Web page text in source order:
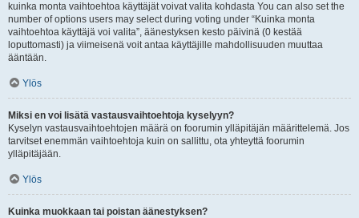
kuinka monta vaihtoehtoa käyttäjät voivat valita kohdasta You can also set the
number of options users may select during voting under “Kuinka monta
vaihtoehtoa käyttäjä voi valita”, äänestyksen kesto päivinä (0 kestää
loputtomasti) ja viimeisenä voit antaa käyttäjille mahdollisuuden muuttaa
ääntään.
Ylös
Miksi en voi lisätä vastausvaihtoehtoja kyselyyn?
Kyselyn vastausvaihtoehtojen määrä on foorumin ylläpitäjän määrittelemä. Jos
tarvitset enemmän vaihtoehtoja kuin on sallittu, ota yhteyttä foorumin
ylläpitäjään.
Ylös
Kuinka muokkaan tai poistan äänestyksen?